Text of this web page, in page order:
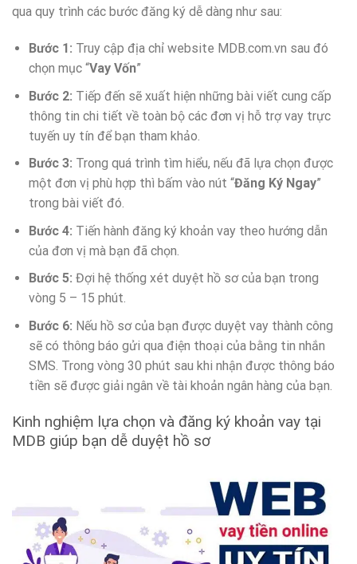
qua quy trình các bước đăng ký dễ dàng như sau:
Bước 1: Truy cập địa chỉ website MDB.com.vn sau đó
chọn mục “Vay Vốn”
Bước 2: Tiếp đến sẽ xuất hiện những bài viết cung cấp
thông tin chi tiết về toàn bộ các đơn vị hỗ trợ vay trực
tuyến uy tín để bạn tham khảo.
Bước 3: Trong quá trình tìm hiểu, nếu đã lựa chọn được
một đơn vị phù hợp thì bấm vào nút “Đăng Ký Ngay”
trong bài viết đó.
Bước 4: Tiến hành đăng ký khoản vay theo hướng dẫn
của đơn vị mà bạn đã chọn.
Bước 5: Đợi hệ thống xét duyệt hồ sơ của bạn trong
vòng 5 – 15 phút.
Bước 6: Nếu hồ sơ của bạn được duyệt vay thành công
sẽ có thông báo gửi qua điện thoại của bằng tin nhắn
SMS. Trong vòng 30 phút sau khi nhận được thông báo
tiền sẽ được giải ngân về tài khoản ngân hàng của bạn.
Kinh nghiệm lựa chọn và đăng ký khoản vay tại
MDB giúp bạn dễ duyệt hồ sơ